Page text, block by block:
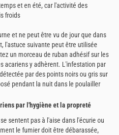
et en été, car l'activité des
froids
et ne peut être vu de jour que dans
l'astuce suivante peut être utilisée
un morceau de ruban adhésif sur les
acariens y adhèrent. L'infestation par
par des points noirs ou gris sur
pendant la nuit dans le poulailler
par l'hygiène et la propreté
sentent pas à l'aise dans l'écurie ou
le fumier doit être débarassée,